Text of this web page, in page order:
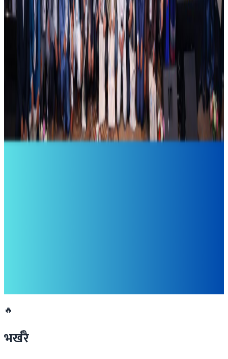
आज विश्व अटिजम सचेतना दिवस, सचेतनामुलक
कार्यक्रम गरिदै
२०२६ अप्रिल ३
प्रतितोला ३ हजार ६०० ले घट्यो सुनको मूल्य
२०२६ अप्रिल ३
न्युजिल्यान्डमै साम्बाको घुँडाको शल्यक्रिया !
🔥
भर्खरै